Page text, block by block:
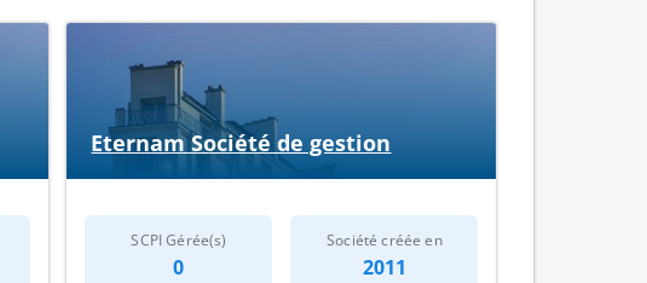
Eternam Société de gestion
SCPI Gérée(s)
0
Société créée en
2011